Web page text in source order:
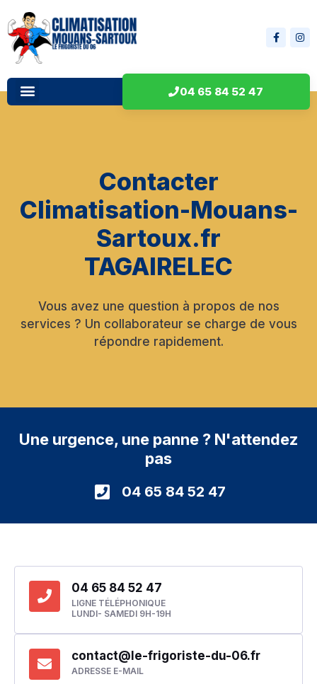
04 65 84 52 47
Contacter
Climatisation-Mouans-
Sartoux.fr
TAGAIRELEC
Vous avez une question à propos de nos
services ? Un collaborateur se charge de vous
répondre rapidement.
Une urgence, une panne ? N'attendez
pas
04 65 84 52 47
04 65 84 52 47
LIGNE TÉLÉPHONIQUE
LUNDI- SAMEDI 9H-19H
contact@le-frigoriste-du-06.fr
ADRESSE E-MAIL